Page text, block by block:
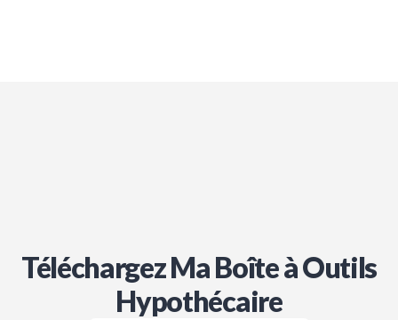
Téléchargez Ma Boîte à Outils
Hypothécaire